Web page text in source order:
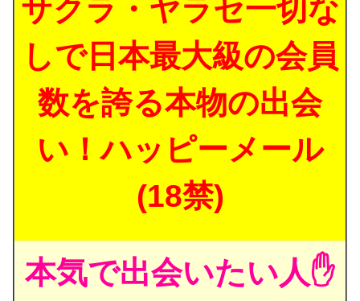
サクラ・ヤラセ一切な
しで日本最大級の会員
数を誇る本物の出会
い！ハッピーメール
(18禁)
本気で出会いたい人✋